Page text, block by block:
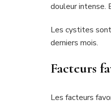
douleur intense.
Les cystites
derniers mois.
Facteurs
Les facteurs